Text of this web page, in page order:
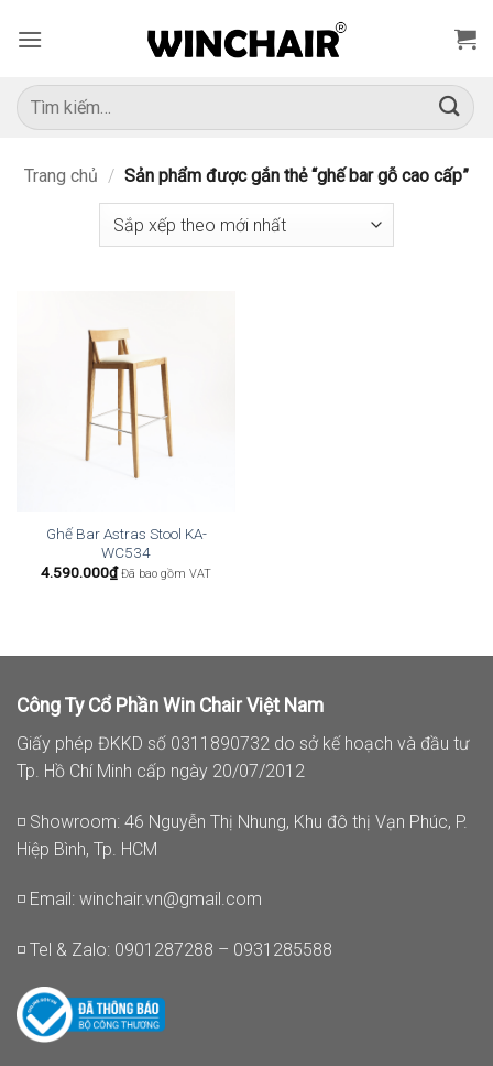
qua
dung
Tìm
kiếm:
Trang chủ / Sản phẩm được gắn thẻ “ghế bar gỗ cao cấp”
Ghế Bar Astras Stool KA-
WC534
4.590.000₫ Đã bao gồm VAT
Công Ty Cổ Phần Win Chair Việt Nam
Giấy phép ĐKKD số 0311890732 do sở kế hoạch và đầu tư
Tp. Hồ Chí Minh cấp ngày 20/07/2012
◽ Showroom: 46 Nguyễn Thị Nhung, Khu đô thị Vạn Phúc, P.
Hiệp Bình, Tp. HCM
◽ Email: winchair.vn@gmail.com
◽ Tel & Zalo: 0901287288 – 0931285588